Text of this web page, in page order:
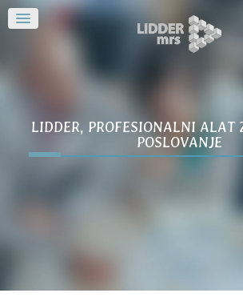
LIDDER, PROFESIONALNI ALAT
POSLOVANJE